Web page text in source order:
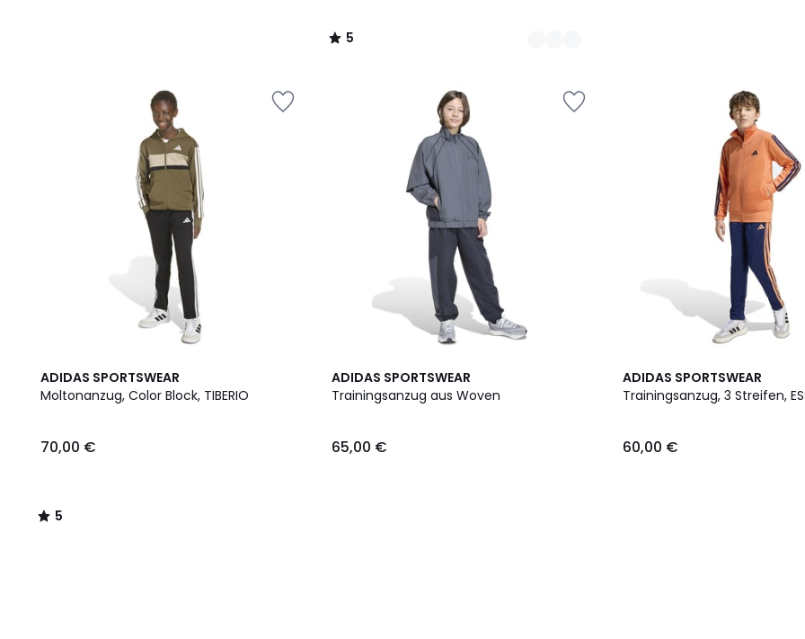
5
/
ADIDAS SPORTSWEAR
Moltonanzug, Color Block, TIBERIO
70,00 €
5
/
5
/
ADIDAS SPORTSWEAR
Trainingsanzug aus Woven
65,00 €
ADIDAS SPORTSWEAR
Trainingsanzug, 3 Streifen,
60,00 €